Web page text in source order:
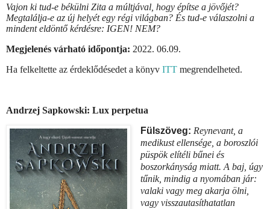
Vajon ki tud-e békülni Zita a múltjával, hogy építse a jövőjét?
Megtalálja-e az új helyét egy régi világban? És tud-e válaszolni a
mindent eldöntő kérdésre: IGEN! NEM?
Megjelenés várható időpontja: 2022. 06.09.
Ha felkeltette az érdeklődésedet a könyv ITT megrendelheted.
Andrzej Sapkowski: Lux perpetua
Fülszöveg: Reynevant, a
medikust ellensége, a boroszlói
püspök elítéli bűnei és
boszorkányság miatt. A baj, úgy
tűnik, mindig a nyomában jár:
valaki vagy meg akarja ölni,
vagy visszautasíthatatlan